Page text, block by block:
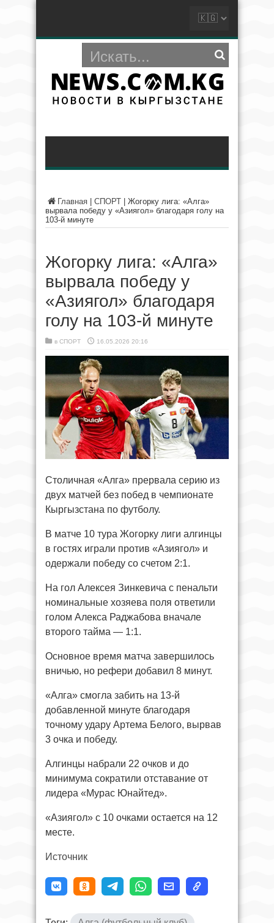
Главная СПОРТ
Жогорку лига: «Алга»
вырвала победу у «Азиягол» благодаря голу на
103-й минуте
Жогорку лига: «Алга»
вырвала победу у
«Азиягол» благодаря
голу на 103-й минуте
в СПОРТ 16.05.2026 20:16
Столичная «Алга» прервала серию из
двух матчей без побед в чемпионате
Кыргызстана по футболу.
В матче 10 тура Жогорку лиги алгинцы
в гостях играли против «Азиягол» и
одержали победу со счетом 2:1.
На гол Алексея Зинкевича с пенальти
номинальные хозяева поля ответили
голом Алекса Раджабова вначале
второго тайма — 1:1.
Основное время матча завершилось
вничью, но рефери добавил 8 минут.
«Алга» смогла забить на 13-й
добавленной минуте благодаря
точному удару Артема Белого, вырвав
3 очка и победу.
Алгинцы набрали 22 очков и до
минимума сократили отставание от
лидера «Мурас Юнайтед».
«Азиягол» с 10 очками остается на 12
месте.
Источник